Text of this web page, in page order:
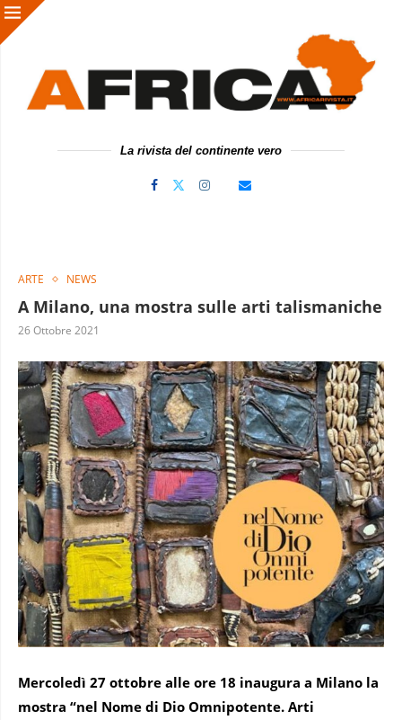
La rivista del continente vero
ARTE NEWS
A Milano, una mostra sulle arti talismaniche
26 Ottobre 2021
Mercoledì 27 ottobre alle ore 18 inaugura a Milano la
mostra “nel Nome di Dio Omnipotente. Arti